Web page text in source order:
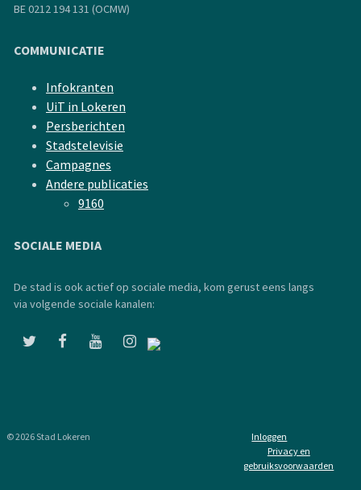
BE 0212 194 131 (OCMW)
COMMUNICATIE
Infokranten
UiT in Lokeren
Persberichten
Stadstelevisie
Campagnes
Andere publicaties
9160
SOCIALE MEDIA
De stad is ook actief op sociale media, kom gerust eens langs
via volgende sociale kanalen:
© 2026 Stad Lokeren
Inloggen
Privacy en
gebruiksvoorwaarden